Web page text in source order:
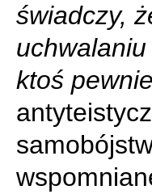
świadczy,
ktoś